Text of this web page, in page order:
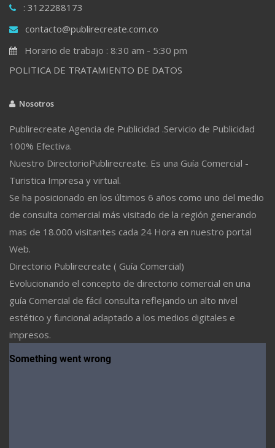
: 3122288173
contacto@publirecreate.com.co
Horario de trabajo : 8:30 am - 5:30 pm
POLITICA DE TRATAMIENTO DE DATOS
Nosotros
Publirecreate Agencia de Publicidad .Servicio de Publicidad
100% Efectiva.
Nuestro DirectorioPublirecreate. Es una Guía Comercial -
Turistica Impresa y virtual.
Se ha posicionado en los últimos 6 años como uno del medio
de consulta comercial más visitado de la región generando
mas de 18.000 visitantes cada 24 Hora en nuestro portal
Web.
Directorio Publirecreate ( Guía Comercial)
Evolucionando el concepto de directorio comercial en una
guía Comercial de fácil consulta reflejando un alto nivel
estético y funcional adaptado a los medios digitales e
impresos.